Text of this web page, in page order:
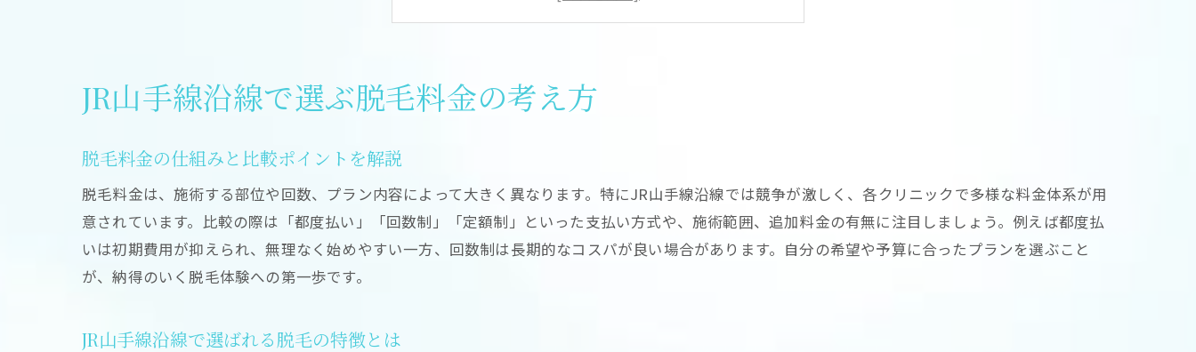
初めてでも安心の脱毛料金の基礎知識
脱毛料金が安い店舗の選び方と注意点
コスパ重視なら知りたい脱毛料金の比較法
部位別脱毛と全身脱毛の料金比較方法
脱毛料金の相場と割引活用のコツ
JR山手線沿線で選ぶ脱毛料金の考え方
脱毛料金の仕組みと比較ポイントを解説
脱毛料金は、施術する部位や回数、プラン内容によって大きく異なります。特にJR山手線沿線では競争が激しく、各クリニックで多様な料金体系が用
意されています。比較の際は「都度払い」「回数制」「定額制」といった支払い方式や、施術範囲、追加料金の有無に注目しましょう。例えば都度払
いは初期費用が抑えられ、無理なく始めやすい一方、回数制は長期的なコスパが良い場合があります。自分の希望や予算に合ったプランを選ぶこと
が、納得のいく脱毛体験への第一歩です。
JR山手線沿線で選ばれる脱毛の特徴とは